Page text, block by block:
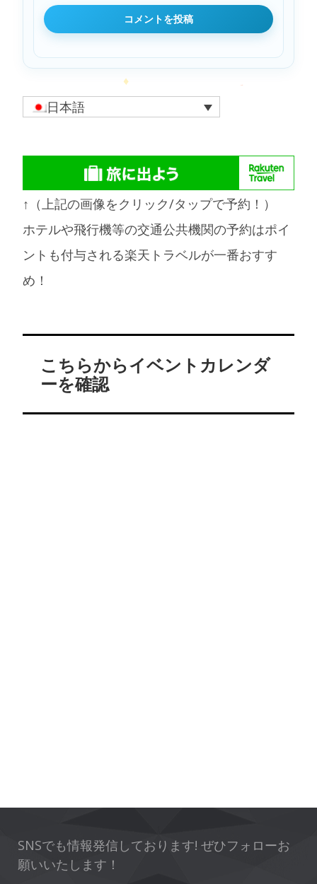
日本語
↑（上記の画像をクリック/タップで予約！）
ホテルや飛行機等の交通公共機関の予約はポイ
ントも付与される楽天トラベルが一番おすす
め！
こちらからイベントカレンダ
ーを確認
SNSでも情報発信しております! ぜひフォローお
願いいたします！